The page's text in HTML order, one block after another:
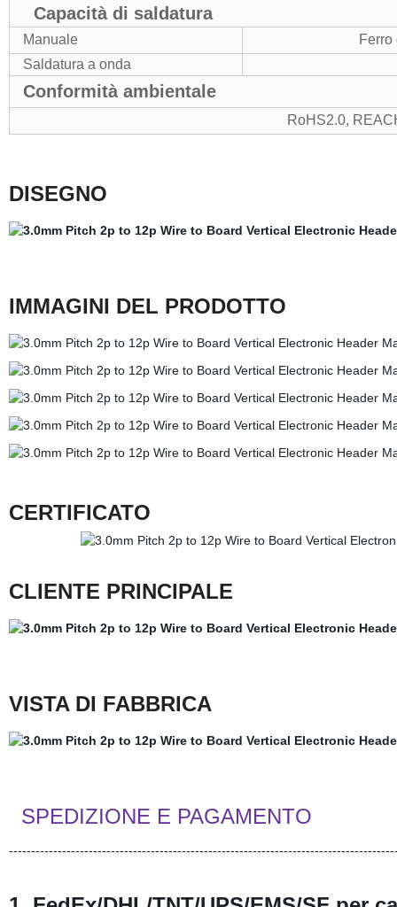
Capacità di saldatura
Manuale
Ferro
Saldatura a onda
Conformità ambientale
RoHS2.0,
DISEGNO
IMMAGINI DEL PRODOTTO
CERTIFICATO
CLIENTE PRINCIPALE
VISTA DI FABBRICA
SPEDIZIONE E PAGAMENTO